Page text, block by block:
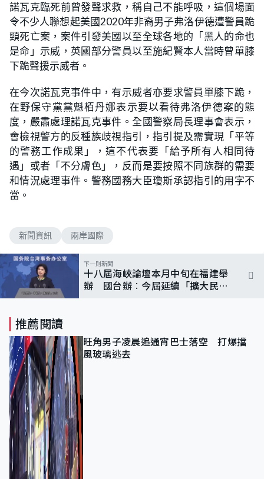
諾瓦克臨死前曾發聲求救，稱自己不能呼吸，這個場面
令不少人聯想起美國2020年非裔男子弗洛伊德遭警員跪
頸死亡案，案件引發美國以至全球各地的「黑人的命也
是命」示威，英國部分警員以至施紀賢本人當時曾單膝
下跪聲援示威者。
在今次諾瓦克事件中，有示威者亦要求警員單膝下跪，
在野保守黨黨魁栢丹娜表示要以看待弗洛伊德案的態
度，嚴肅處理諾瓦克事件。全國警察局長理事會表示，
會檢視警方的反種族歧視指引，指引提及需實現「平等
的警務工作成果」，這不代表要「給予所有人相同待
遇」或者「不分膚色」，反而是要按照不同族群的需要
和情況處理事件。警務國務大臣瓊斯承認指引的用字不
當。
新聞資訊 兩岸國際
下一則新聞
十八屆海峽論壇本月中旬在福建舉
辦 國台辦︰今屆延續「擴大民間
推薦閱讀
旺角男子凌晨追通宵巴士落空 打爆擋
風玻璃逃去